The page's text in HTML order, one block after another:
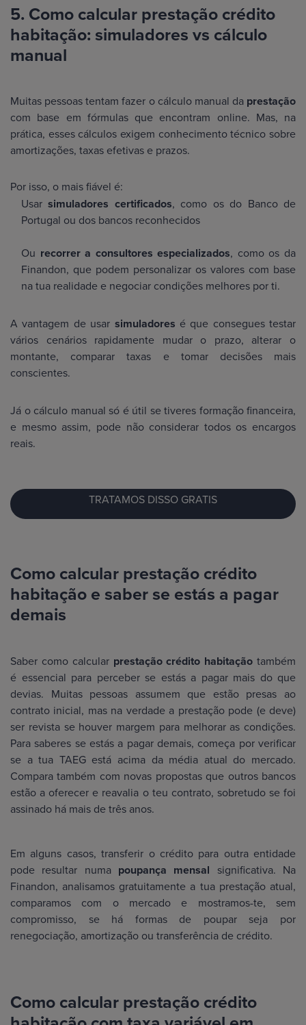
5. Como calcular prestação crédito
habitação: simuladores vs cálculo
manual
Muitas pessoas tentam fazer o cálculo manual da prestação
com base em fórmulas que encontram online. Mas, na
prática, esses cálculos exigem conhecimento técnico sobre
amortizações, taxas efetivas e prazos.
Por isso, o mais fiável é:
Usarsimuladores certificados, como os do Banco de
Portugal ou dos bancos reconhecidos
Ou recorrer a consultores especializados, como os da
Finandon, que podem personalizar os valores com base
na tua realidade e negociar condições melhores por ti.
A vantagem de usar simuladores é que consegues testar
vários cenários rapidamente mudar o prazo, alterar o
montante, comparar taxas e tomar decisões mais
conscientes.
Já o cálculo manual só é útil se tiveres formação financeira,
e mesmo assim, pode não considerar todos os encargos
reais.
TRATAMOS DISSO GRATIS
Como calcular prestação crédito
habitação e saber se estás a pagar
demais
Saber como calcular prestação crédito habitação também
é essencial para perceber se estás a pagar mais do que
devias. Muitas pessoas assumem que estão presas ao
contrato inicial, mas na verdade a prestação pode (e deve)
ser revista se houver margem para melhorar as condições.
Para saberes se estás a pagar demais, começa por verificar
se a tua TAEG está acima da média atual do mercado.
Compara também com novas propostas que outros bancos
estão a oferecer e reavalia o teu contrato, sobretudo se foi
assinado há mais de três anos.
Em alguns casos, transferir o crédito para outra entidade
pode resultar numapoupança mensal significativa. Na
Finandon, analisamos gratuitamente a tua prestação atual,
comparamos com o mercado e mostramos-te, sem
compromisso, se há formas de poupar seja por
renegociação, amortização ou transferência de crédito.
Como calcular prestação crédito